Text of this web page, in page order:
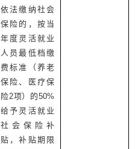
依法缴纳社会
保险的，按当
年度灵活就业
人员最低档缴
费标准（养老
保险、医疗保
险2项）的50%
给予灵活就业
社会保险补
贴，补贴期限